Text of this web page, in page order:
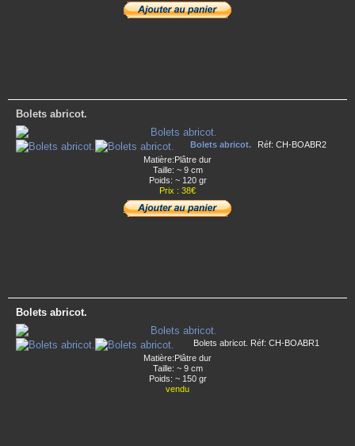
Bolets abricot.
Bolets abricot.
Réf: CH-BOABR2
Matière:Plâtre dur
Taille: ~ 9 cm
Poids: ~ 120 gr
Prix : 38€
Bolets abricot.
Bolets abricot. Réf: CH-BOABR1
Matière:Plâtre dur
Taille: ~ 9 cm
Poids: ~ 150 gr
vendu